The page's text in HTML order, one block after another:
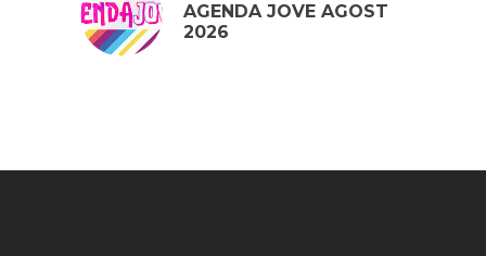
AGENDA JOVE AGOST
2026